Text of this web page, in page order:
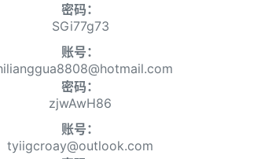
密码：
SGi77g73
账号：
密码：
zjwAwH86
账号：
tyiigcroay@outlook.com